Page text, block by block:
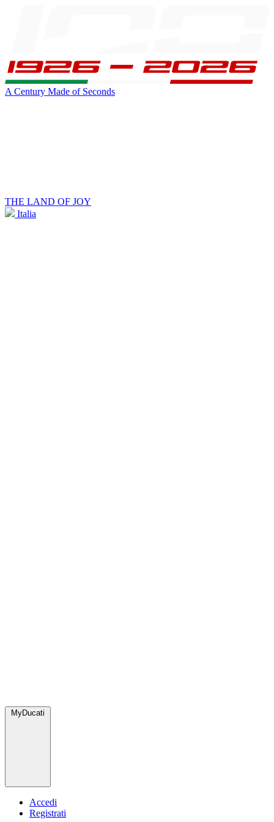
A Century Made of Seconds
THE LAND OF JOY
Italia
MyDucati
Accedi
Registrati